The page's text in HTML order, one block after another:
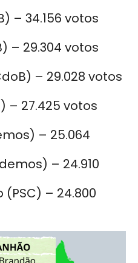
– 34.156 votos
– 29.304 votos
– 29.028 votos
– 27.425 votos
– 25.064
– 24.910
– 24.800